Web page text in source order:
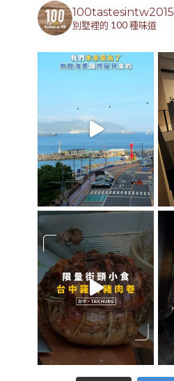
100tastesintw2015
別墅裡的 100 種味道